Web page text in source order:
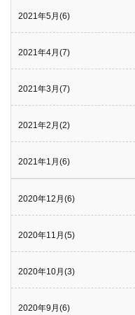
2021年5月(6)
2021年4月(7)
2021年3月(7)
2021年2月(2)
2021年1月(6)
2020年12月(6)
2020年11月(5)
2020年10月(3)
2020年9月(6)